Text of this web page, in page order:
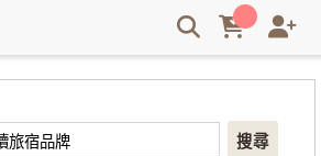
尋結果 | Washcan瓦士肯
搜尋